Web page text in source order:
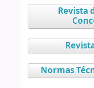
Revista
Normas